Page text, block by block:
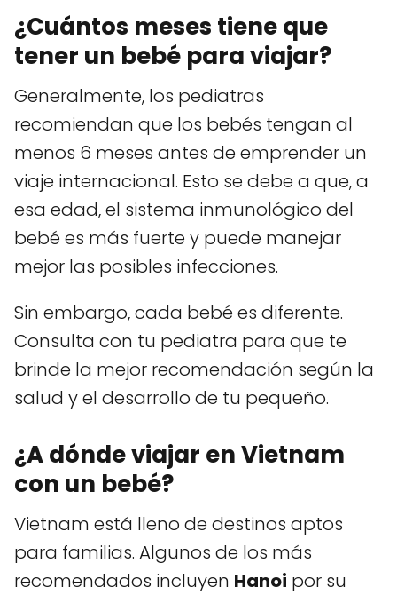
¿Cuántos meses tiene que
tener un bebé para viajar?
Generalmente, los pediatras
recomiendan que los bebés tengan al
menos 6 meses antes de emprender un
viaje internacional. Esto se debe a que, a
esa edad, el sistema inmunológico del
bebé es más fuerte y puede manejar
mejor las posibles infecciones.
Sin embargo, cada bebé es diferente.
Consulta con tu pediatra para que te
brinde la mejor recomendación según la
salud y el desarrollo de tu pequeño.
¿A dónde viajar en Vietnam
con un bebé?
Vietnam está lleno de destinos aptos
para familias. Algunos de los más
recomendados incluyen Hanoi por su